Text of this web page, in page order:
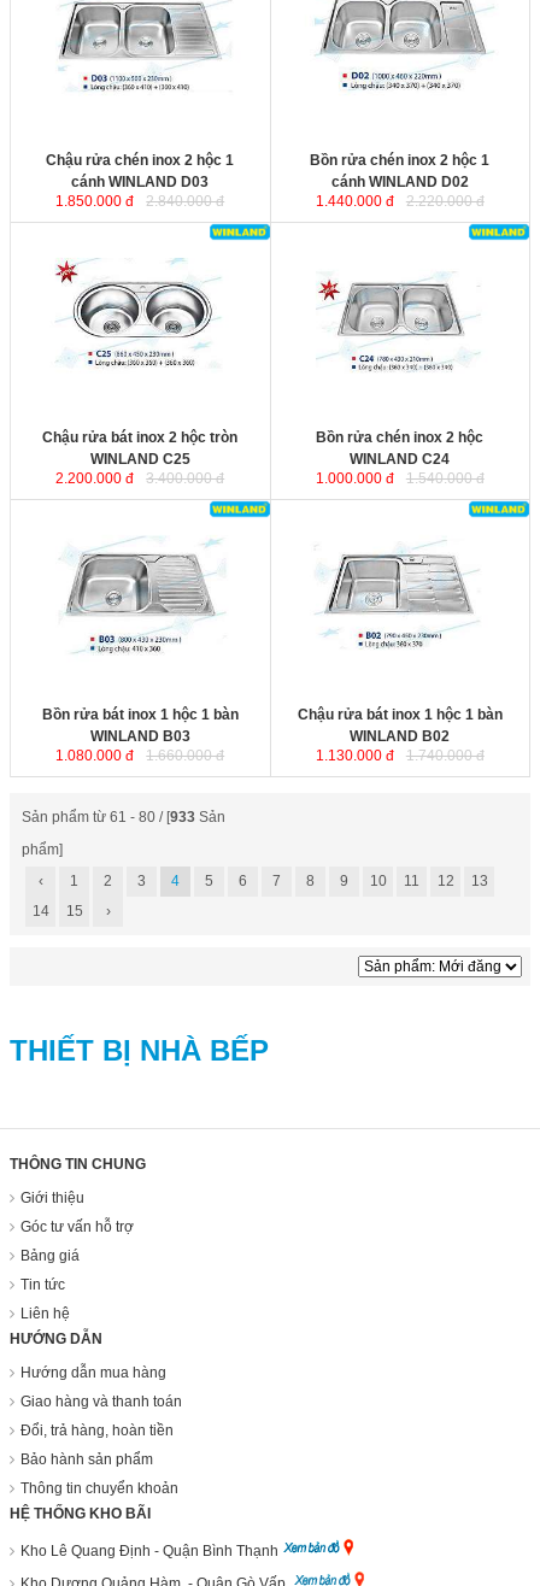
không rỉ, bề mặt được xử lý tinh
xảo, khả năng siêu chống ồn từ đáy
chậu. Bộ xiphông inox kèm theo
với ống thoát nước lớn giúp thoát
Chậu rửa chén inox 2 hộc 1
cánh WINLAND D03
1.850.000 đ
2.840.000 đ
không rỉ, bề mặt được xử lý tinh
xảo, khả năng siêu chống ồn từ đáy
chậu. Bộ xiphông inox kèm theo
với ống thoát nước lớn giúp thoát
Bồn rửa chén inox 2 hộc 1
cánh WINLAND D02
1.440.000 đ
2.220.000 đ
Chậu rửa bát inox 2 hộc tròn
WINLAND C25
với chất liệu inox
không rỉ, bề mặt được xử lý tinh
xảo, khả năng siêu chống ồn từ đáy
chậu. Bộ xiphông inox kèm theo
với ống thoát nước lớn giúp thoát
Chậu rửa bát inox 2 hộc tròn
WINLAND C25
2.200.000 đ
3.400.000 đ
không rỉ, bề mặt được xử lý tinh
xảo, khả năng siêu chống ồn từ đáy
chậu. Bộ xiphông inox kèm theo
với ống thoát nước lớn giúp thoát
nước nhanh và ngăn mùi hiệu quả.
Bồn rửa chén inox 2 hộc
WINLAND C24
1.000.000 đ
1.540.000 đ
Bồn rửa bát inox 1 hộc 1 bàn
WINLAND B03 với chất liệu inox
không rỉ, bề mặt được xử lý tinh
xảo, khả năng siêu chống ồn từ đáy
chậu. Bộ xiphông inox kèm theo
với ống thoát nước lớn giúp thoát
nước nhanh và ngăn mùi hiệu quả.
Bồn rửa bát inox 1 hộc 1 bàn
WINLAND B03
1.080.000 đ
1.660.000 đ
Chậu rửa bát inox 1 hộc 1 bàn
với chất liệu inox
không rỉ, bề mặt được xử lý tinh
xảo, khả năng siêu chống ồn từ đáy
chậu. Bộ xiphông inox kèm theo
với ống thoát nước lớn giúp thoát
nước nhanh và ngăn mùi hiệu quả.
Chậu rửa bát inox 1 hộc 1 bàn
WINLAND B02
1.130.000 đ
1.740.000 đ
Sản phẩm từ 61 - 80 / [933 Sản
phẩm]
‹
1 2 3 4 5 6 7 8 9 10 11 12
13
14
15 ›
THIẾT BỊ NHÀ BẾP
THÔNG TIN CHUNG
Giới thiệu
Góc tư vấn hỗ trợ
Bảng giá
Tin tức
Liên hệ
HƯỚNG DẪN
Hướng dẫn mua hàng
Giao hàng và thanh toán
Đổi, trả hàng, hoàn tiền
Bảo hành sản phẩm
Thông tin chuyển khoản
HỆ THỐNG KHO BÃI
Kho Lê Quang Định - Quận Bình Thạnh